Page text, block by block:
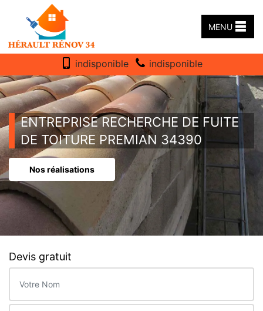
MENU
indisponible indisponible
ENTREPRISE RECHERCHE DE FUITE
DE TOITURE PREMIAN 34390
Nos réalisations
Devis gratuit